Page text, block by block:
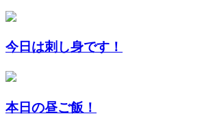
今日は刺し身です！
本日の昼ご飯！